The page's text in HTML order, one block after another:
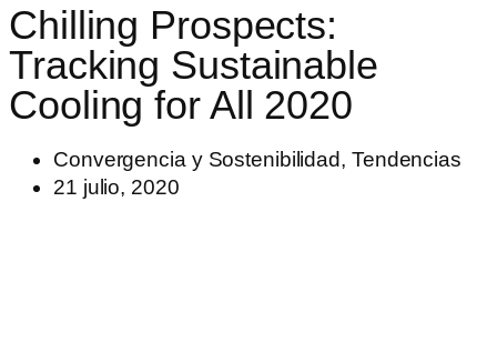
Chilling Prospects:
Tracking Sustainable
Cooling for All 2020
Convergencia y Sostenibilidad, Tendencias
21 julio, 2020